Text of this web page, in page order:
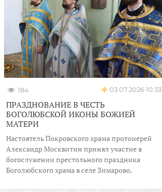
184 03.07.2026 10:33
ПРАЗДНОВАНИЕ В ЧЕСТЬ
БОГОЛЮБСКОЙ ИКОНЫ БОЖИЕЙ
МАТЕРИ
Настоятель Покровского храма протоиерей
Александр Москвитин принял участие в
богослужении престольного праздника
Боголюбского храма в селе Зимарово.